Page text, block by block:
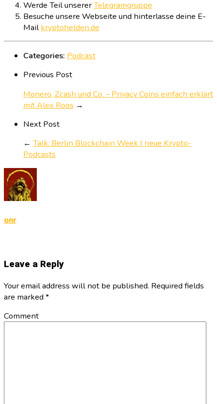
Werde Teil unsererTelegramgruppe
Besuche unsere Webseite und hinterlasse deine E-
Mailkryptohelden.de
Categories: Podcast
Previous Post
Monero, Zcash und Co. – Privacy Coins einfach erklärt
mit Alex Roos →
Next Post
← Talk: Berlin Blockchain Week | neue Krypto-
Podcasts
onr
Leave a Reply
Your email address will not be published. Required fields
are marked *
Comment